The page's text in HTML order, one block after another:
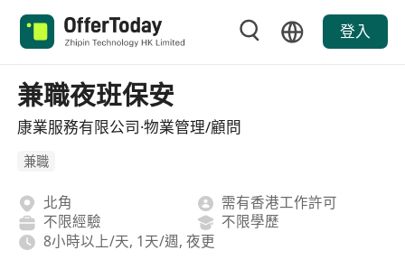
登入
兼職夜班保安
康業服務有限公司·物業管理/顧問
兼職
北角
需有香港工作許可
不限經驗
不限學歷
8小時以上/天, 1天/週, 夜更